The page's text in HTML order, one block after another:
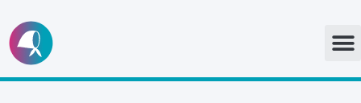
Ir
al